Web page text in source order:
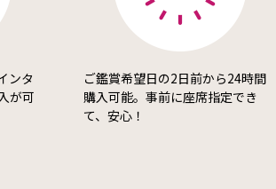
ンタ
が可
ご鑑賞希望日の2日前から24時間
購入可能。事前に座席指定でき
て、安心！